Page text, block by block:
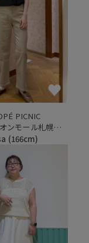
PICNIC
イオンモール札幌発寒
(166cm)